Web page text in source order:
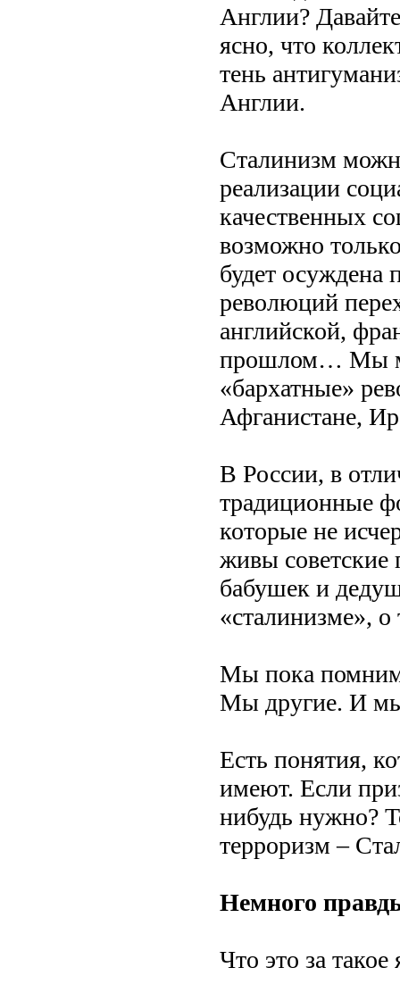
Англии?
ясно, что
тень
Англии.
Сталинизм
реализации
качественных
возможно
будет осуждена
революций
английской,
прошлом… Мы
«бархатные»
Афганистане,
В России, в
традиционные
которые не
живы советские
бабушек и
«сталинизме»,
Мы пока
Мы другие. И
Есть понятия,
имеют. Если
нибудь нужно?
терроризм –
Немного
Что это за